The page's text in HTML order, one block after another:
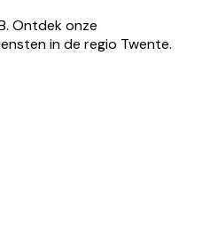
Ontdek onze
in de regio Twente.